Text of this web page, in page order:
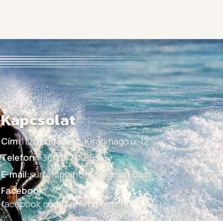
Kapcsolat
Cím:1126 Budapest, Királyhágó u. 12.
Telefon:+36/30-200-5344
E-mail:surferspointinfo@gmail.com
Facebook:
facebook.com/Surferspoint.hu